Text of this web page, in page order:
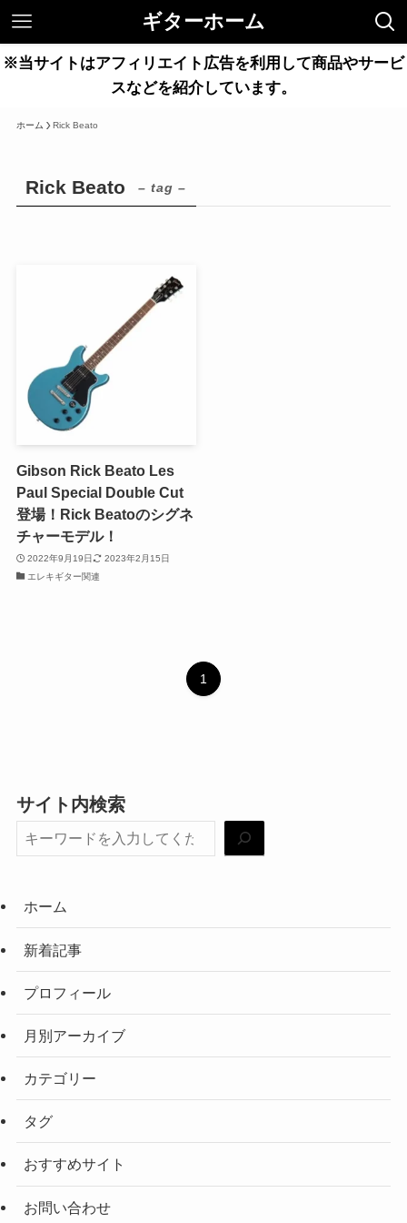
ギターホーム
※当サイトはアフィリエイト広告を利用して商品やサービ
スなどを紹介しています。
ホーム Rick Beato
Rick Beato – tag –
Gibson Rick Beato Les
Paul Special Double Cut
登場！Rick Beatoのシグネ
チャーモデル！
2022年9月19日
2023年2月15日
エレキギター関連
1
サイト内検索
ホーム
新着記事
プロフィール
月別アーカイブ
カテゴリー
タグ
おすすめサイト
お問い合わせ